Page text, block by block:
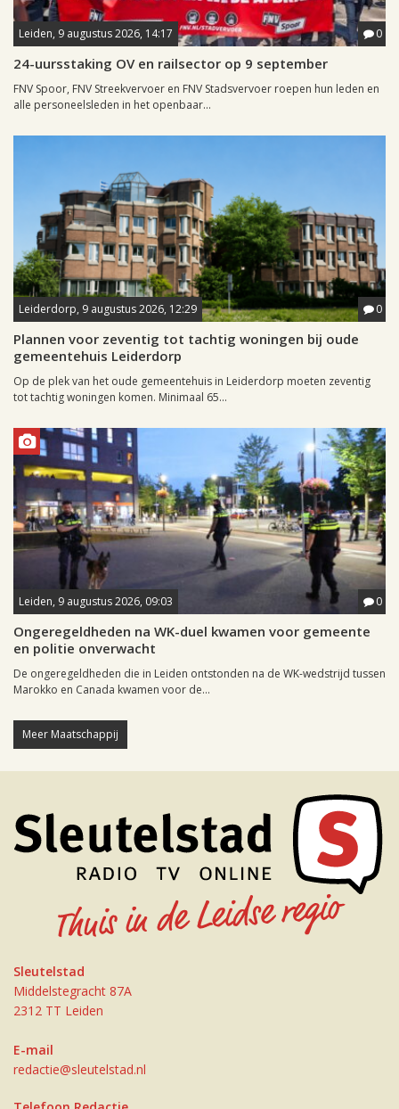
Leiden, 9 augustus 2026, 14:17 0
24-uursstaking OV en railsector op 9 september
FNV Spoor, FNV Streekvervoer en FNV Stadsvervoer roepen hun leden en
alle personeelsleden in het openbaar...
Leiderdorp, 9 augustus 2026, 12:29 0
Plannen voor zeventig tot tachtig woningen bij oude
gemeentehuis Leiderdorp
Op de plek van het oude gemeentehuis in Leiderdorp moeten zeventig
tot tachtig woningen komen. Minimaal 65...
Leiden, 9 augustus 2026, 09:03 0
Ongeregeldheden na WK-duel kwamen voor gemeente
en politie onverwacht
De ongeregeldheden die in Leiden ontstonden na de WK-wedstrijd tussen
Marokko en Canada kwamen voor de...
Meer Maatschappij
Sleutelstad
Middelstegracht 87A
2312 TT Leiden
E-mail
redactie@sleutelstad.nl